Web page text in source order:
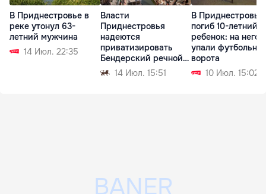
В Приднестровье в
реке утонул 63-
летний мужчина
14 Июл. 22:35
Власти
Приднестровья
надеются
приватизировать
Бендерский речной
порт14 Июл. 15:51
В Приднестровье
погиб 10-летний
ребенок: на него
упали
ворота
10 Июл. 15:02